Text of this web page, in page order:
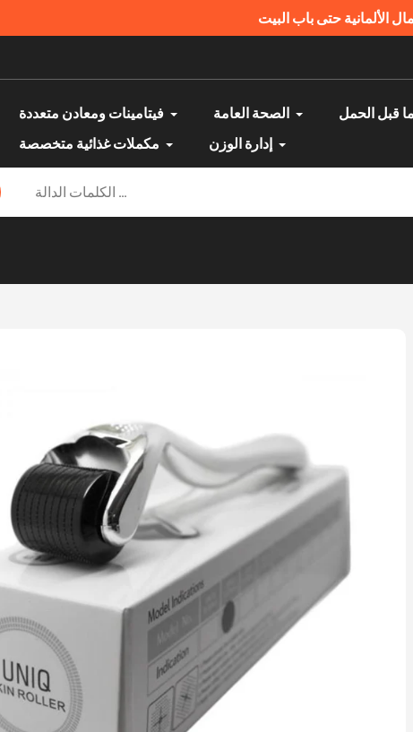
ومضمونة
فيتامينات ومعادن متعددة الصحة العامة قبل الحمل
مكملات غذائية متخصصة
إدارة الوزن